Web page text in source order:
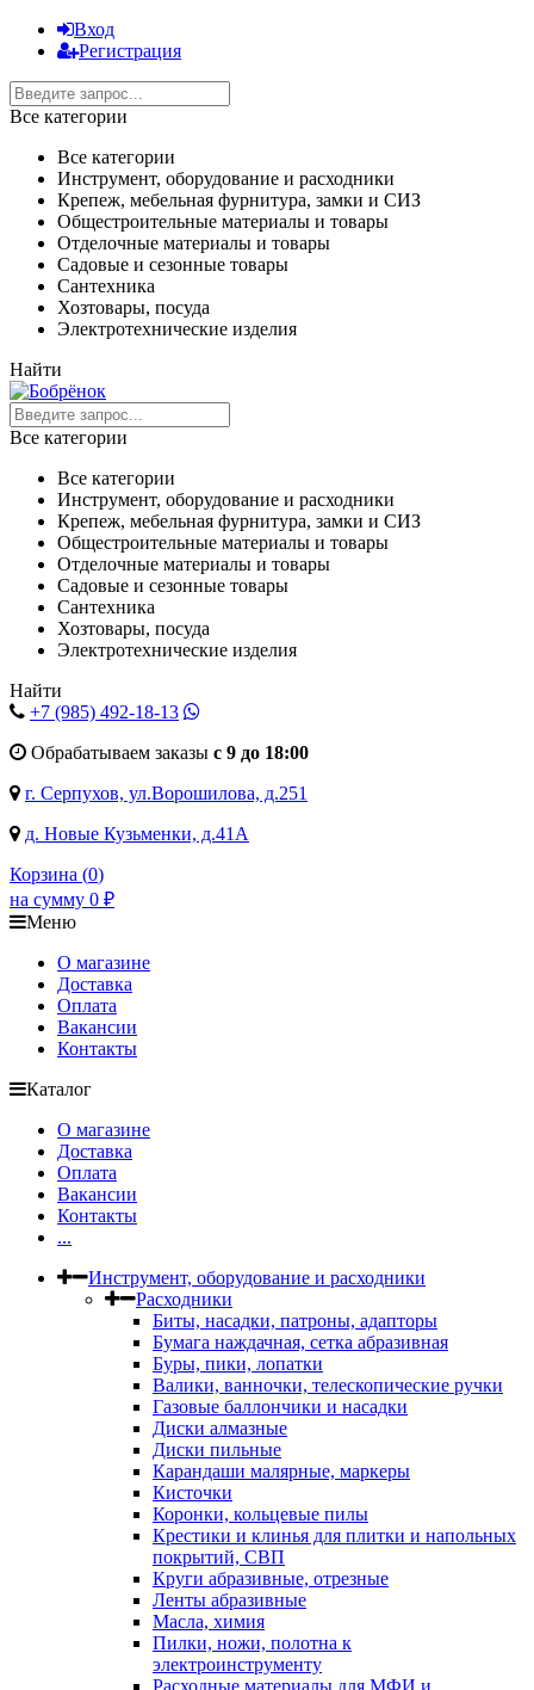
Вход
Регистрация
Все категории
Все категории
Инструмент, оборудование и расходники
Крепеж, мебельная фурнитура, замки и СИЗ
Общестроительные материалы и товары
Отделочные материалы и товары
Садовые и сезонные товары
Сантехника
Хозтовары, посуда
Электротехнические изделия
Найти
Все категории
Все категории
Инструмент, оборудование и расходники
Крепеж, мебельная фурнитура, замки и СИЗ
Общестроительные материалы и товары
Отделочные материалы и товары
Садовые и сезонные товары
Сантехника
Хозтовары, посуда
Электротехнические изделия
Найти
+7 (985) 492-18-13
Обрабатываем заказы с 9 до 18:00
г. Серпухов, ул.Ворошилова, д.251
д. Новые Кузьменки, д.41А
Корзина (0)
на сумму 0 ₽
Меню
О магазине
Доставка
Оплата
Вакансии
Контакты
Каталог
О магазине
Доставка
Оплата
Вакансии
Контакты
...
Инструмент, оборудование и расходники
Расходники
Биты, насадки, патроны, адапторы
Бумага наждачная, сетка абразивная
Буры, пики, лопатки
Валики, ванночки, телескопические ручки
Газовые баллончики и насадки
Диски алмазные
Диски пильные
Карандаши малярные, маркеры
Кисточки
Коронки, кольцевые пилы
Крестики и клинья для плитки и напольных
покрытий, СВП
Круги абразивные, отрезные
Ленты абразивные
Масла, химия
Пилки, ножи, полотна к
электроинструменту
Расходные материалы для МФИ и